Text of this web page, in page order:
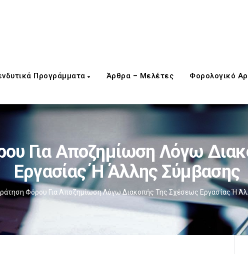
Προγράμματα Άρθρα – Μελέτες Φορολογικό
Για Αποζημίωση Λόγω
Εργασίας Ή Άλλης Σύμβασης
Φόρου Για Αποζημίωση Λόγω Διακοπής Της Σχέσεως Εργασίας Ή